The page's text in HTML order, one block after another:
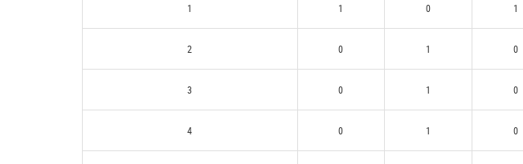
1 1 0 1
2 0 1 0
3 0 1 0
4 0 1 0